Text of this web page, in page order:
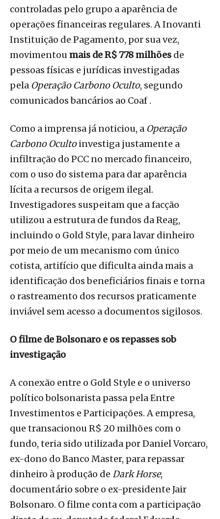
controladas pelo grupo a aparência de
operações financeiras regulares. A Inovanti
Instituição de Pagamento, por sua vez,
movimentoumais de R$ 778 milhões de
pessoas físicas e jurídicas investigadas
pela Operação Carbono Oculto, segundo
comunicados bancários ao Coaf .
Como a imprensa já noticiou, a Operação
Carbono Ocultoinvestiga justamente a
infiltração do PCC no mercado financeiro,
com o uso do sistema para dar aparência
lícita a recursos de origem ilegal.
Investigadores suspeitam que a facção
utilizou a estrutura de fundos da Reag,
incluindo o Gold Style, para lavar dinheiro
por meio de um mecanismo com único
cotista, artifício que dificulta ainda mais a
identificação dos beneficiários finais e torna
o rastreamento dos recursos praticamente
inviável sem acesso a documentos sigilosos.
O filme de Bolsonaro e os repasses sob
investigação
A conexão entre o Gold Style e o universo
político bolsonarista passa pela Entre
Investimentos e Participações. A empresa,
que transacionou R$ 20 milhões com o
fundo, teria sido utilizada por Daniel Vorcaro,
ex-dono do Banco Master, para repassar
dinheiro à produção de Dark Horse,
documentário sobre o ex-presidente Jair
Bolsonaro. O filme conta com a participação